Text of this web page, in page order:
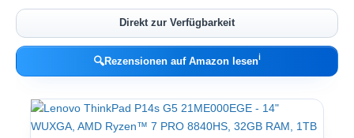
Direkt zur Verfügbarkeit
🔍Rezensionen auf Amazon lesenℹ︎